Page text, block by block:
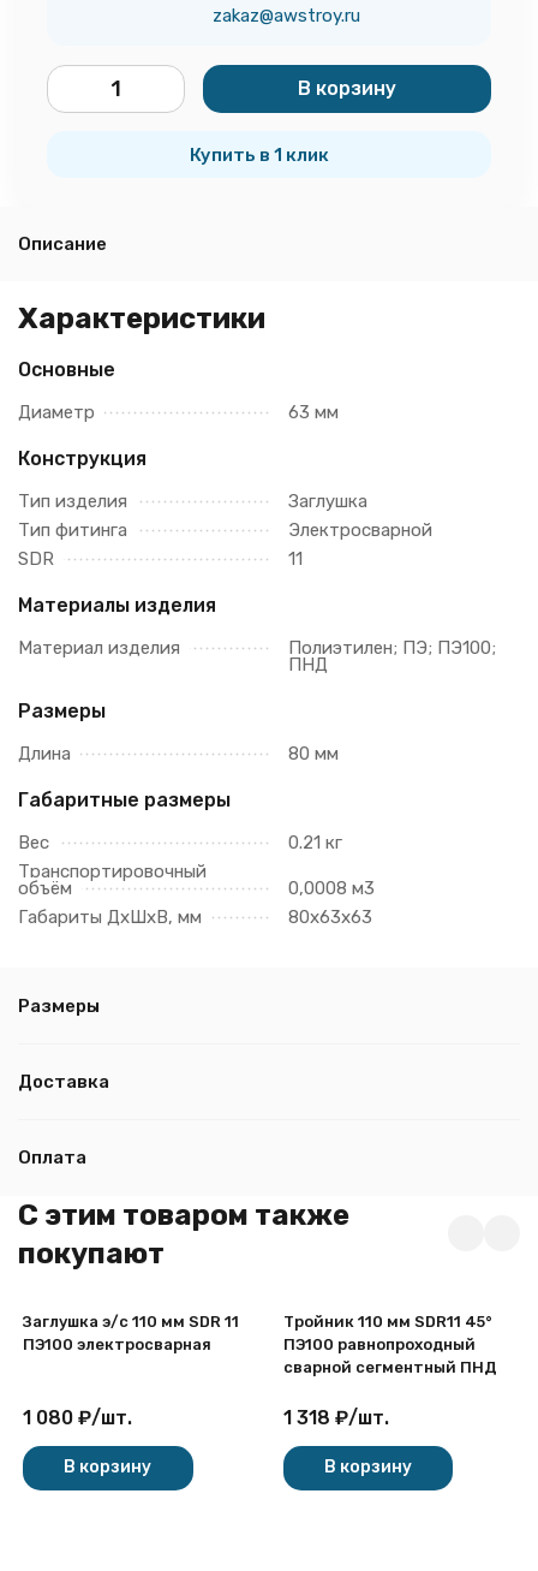
zakaz@awstroy.ru
В корзину
Купить в 1 клик
Описание
Характеристики
Основные
Диаметр 63 мм
Конструкция
Тип изделия
Заглушка
Тип фитинга
Электросварной
SDR
11
Материалы изделия
Материал изделия Полиэтилен; ПЭ; ПЭ100;
ПНД
Размеры
Длина 80 мм
Габаритные размеры
Вес
0.21 кг
Транспортировочный
объём
0,0008 м3
Габариты ДхШхВ, мм
80х63х63
Размеры
Доставка
Оплата
C этим товаром также
покупают
Заглушка э/с 110 мм SDR 11
ПЭ100 электросварная
1 080 ₽/шт.
В корзину
Тройник 110 мм SDR11 45°
ПЭ100 равнопроходный
сварной сегментный ПНД
1 318 ₽/шт.
В корзину